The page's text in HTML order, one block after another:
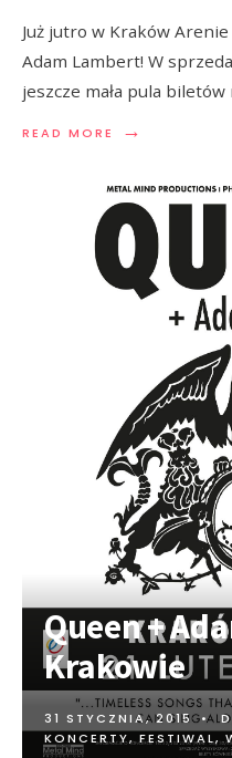
Już jutro w Kraków
Adam Lambert! W
jeszcze mała pula biletów
READ MORE →
Queen +
Krakowie
31 STYCZNIA, 2015 •
KONCERTY, FESTIWAL,